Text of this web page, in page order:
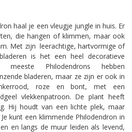
haal je een vleugje jungle in huis. Er
die hangen of klimmen, maar ook
Met zijn leerachtige, hartvormige of
is het een heel decoratieve
meeste Philodendrons hebben
bladeren, maar ze zijn er ook in
roze en bont, met een
vlekkenpatroon. De plant heeft
Hij houdt van een lichte plek, maar
kunt een klimmende Philodendron in
en langs de muur leiden als levend,